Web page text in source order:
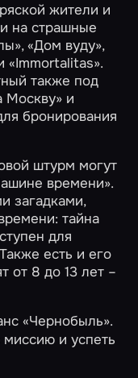
жители и
на страшные
,«Дом вуду»,
«Immortalitas».
также под
Москву» и
бронирования
штурм могут
времени».
загадками,
тайна
для
есть и его
от 8 до 13 лет –
«Чернобыль».
и успеть